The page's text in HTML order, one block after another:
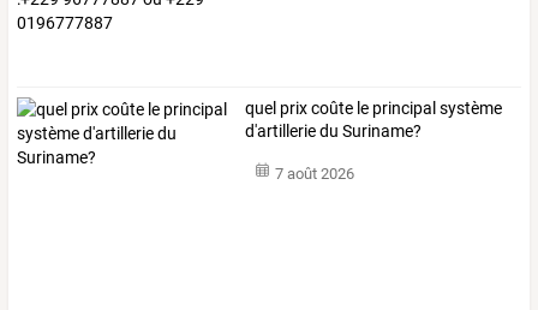
quel prix coûte le principal système
d'artillerie du Suriname?
7 août 2026